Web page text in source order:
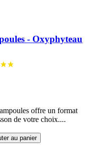
- Oxyphyteau
offre un format
de votre choix....
au panier